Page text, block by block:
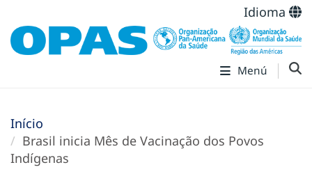
Idioma
Menú
Início
Brasil inicia Mês de Vacinação dos Povos
Indígenas